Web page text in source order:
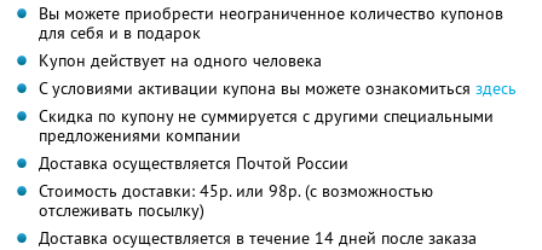
Вы можете приобрести неограниченное количество купонов
для себя и в подарок
Купон действует на одного человека
С условиями активации купона вы можете ознакомиться здесь
Скидка по купону не суммируется с другими специальными
предложениями компании
Доставка осуществляется Почтой России
Стоимость доставки: 45р. или 98р. (с возможностью
отслеживать посылку)
Доставка осуществляется в течение 14 дней после заказа